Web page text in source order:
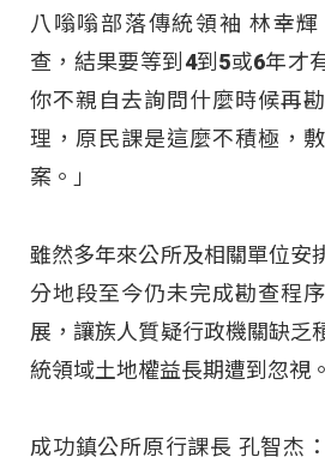
八嗡嗡部落傳統領袖 林幸
查，結果要等到4到5或6年才
你不親自去詢問什麼時候再
理，原民課是這麼不積極，
案。」
雖然多年來公所及相關單位安
分地段至今仍未完成勘查程
展，讓族人質疑行政機關缺乏
統領域土地權益長期遭到忽視。
成功鎮公所原行課長 孔智杰